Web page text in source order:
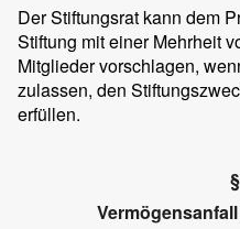
Der Stiftungsrat kann dem
Stiftung mit einer Mehrheit
Mitglieder vorschlagen,
zulassen, den
erfüllen.